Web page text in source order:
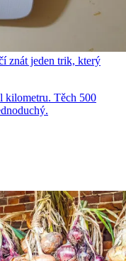
znát jeden trik, který
kilometru. Těch 500